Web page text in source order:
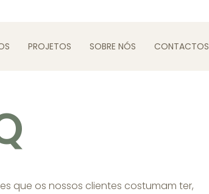
PROJETOS SOBRE NÓS CONTACTOS
que os nossos clientes costumam ter,